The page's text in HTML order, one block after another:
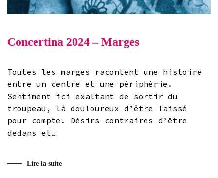
Concertina 2024 – Marges
Toutes les marges racontent une histoire
entre un centre et une périphérie.
Sentiment ici exaltant de sortir du
troupeau, là douloureux d’être laissé
pour compte. Désirs contraires d’être
dedans et…
Lire la suite